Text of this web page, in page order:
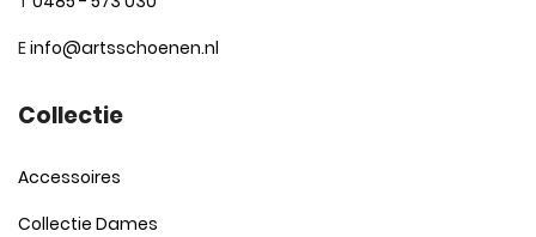
Einfo@artsschoenen.nl
Collectie
Accessoires
Collectie Dames